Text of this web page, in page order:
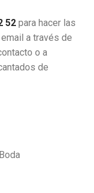
52 para hacer las
a través de
o a
de